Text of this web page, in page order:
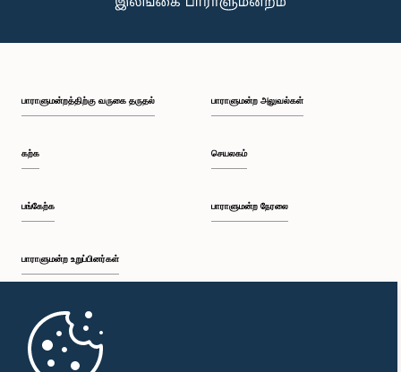
பாராளுமன்றத்திற்கு வருகை தருதல்
கற்க
பங்கேற்க
பாராளுமன்ற உறுப்பினர்கள்
முதற்பக்கம்
பாராளுமன்ற அலுவல்கள்
செயலகம்
பாராளுமன்ற நேரலை